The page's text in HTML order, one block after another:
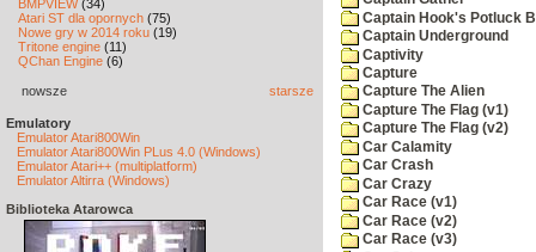
BMPVIEW(34)
Atari ST dla opornych (75)
Nowe gry w 2014 roku (19)
Tritone engine (11)
QChan Engine (6)
nowsze starsze
Emulatory
Emulator Atari800Win
Emulator Atari800Win PLus 4.0 (Windows)
Emulator Atari++ (multiplatform)
Emulator Altirra (Windows)
Biblioteka Atarowca
Captain Hook's Potluck
Captain Underground
Captivity
Capture
Capture The Alien
Capture The Flag (v1)
Capture The Flag (v2)
Car Calamity
Car Crash
Car Crazy
Car Race (v1)
Car Race (v2)
Car Race (v3)